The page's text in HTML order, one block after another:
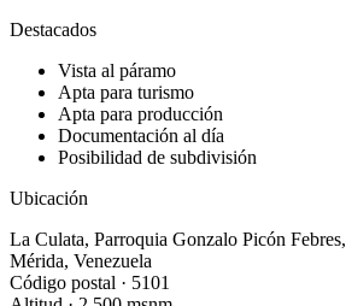
Destacados
Vista al páramo
Apta para turismo
Apta para producción
Documentación al día
Posibilidad de subdivisión
Ubicación
La Culata, Parroquia Gonzalo Picón Febres,
Mérida, Venezuela
Código postal · 5101